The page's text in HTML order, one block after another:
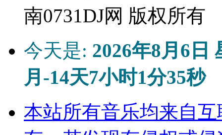
南0731DJ网 版权所有
今天是: 2026年8月6日
月-14天7小时1分35秒
本站所有音乐均来自